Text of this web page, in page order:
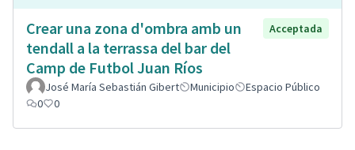
Crear una zona d'ombra amb un
tendall a la terrassa del bar del
Camp de Futbol Juan Ríos
Acceptada
José María Sebastián Gibert Municipio
Espacio Público
0
0